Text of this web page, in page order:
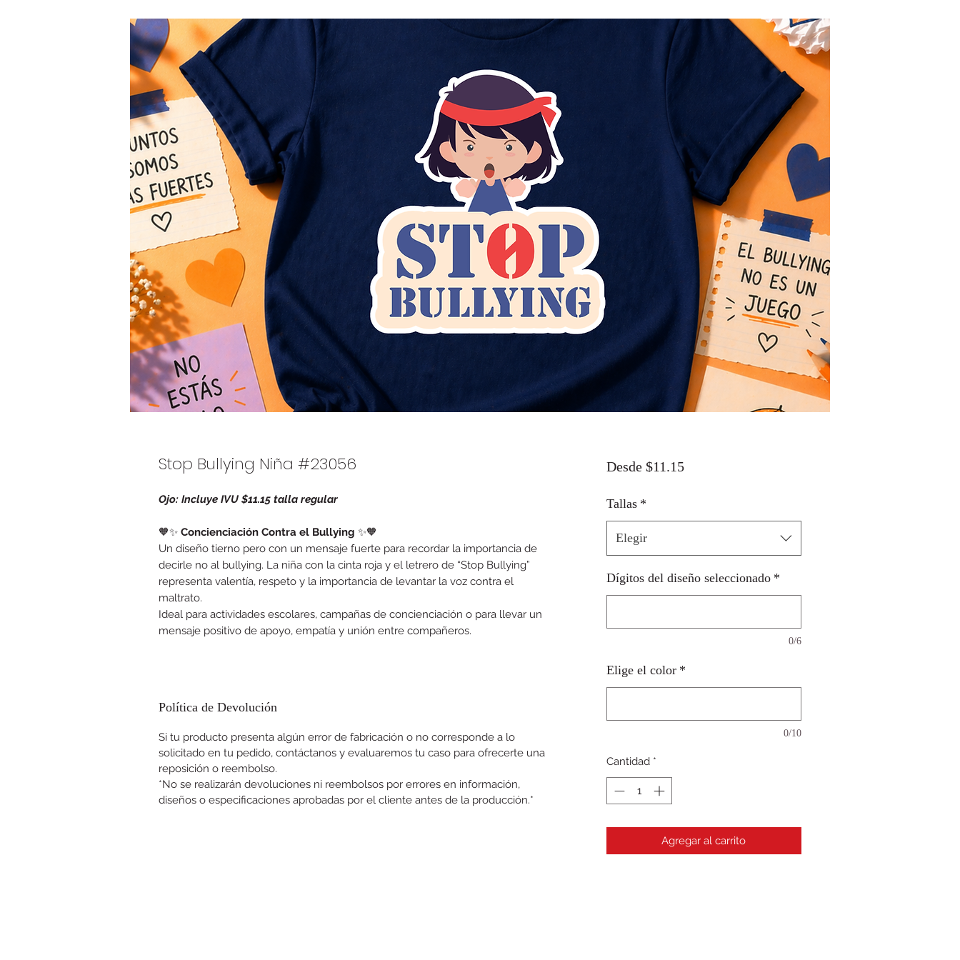
Stop Bullying Niña #23056
Ojo: Incluye IVU $11.15 talla regular
🧡✨ Concienciación Contra el Bullying ✨🧡
Un diseño tierno pero con un mensaje fuerte para recordar la importancia de
decirle no al bullying. La niña con la cinta roja y el letrero de “Stop Bullying”
representa valentía, respeto y la importancia de levantar la voz contra el
maltrato.
Ideal para actividades escolares, campañas de concienciación o para llevar un
mensaje positivo de apoyo, empatía y unión entre compañeros.
Política de Devolución
Si tu producto presenta algún error de fabricación o no corresponde a lo
solicitado en tu pedido, contáctanos y evaluaremos tu caso para ofrecerte una
reposición o reembolso.
*No se realizarán devoluciones ni reembolsos por errores en información,
diseños o especificaciones aprobadas por el cliente antes de la producción.*
Desde $11.15Precio
Tallas *
Elegir
Dígitos del diseño seleccionado *
0/6
Elige el color *
0/10
Cantidad *
Agregar al carrito